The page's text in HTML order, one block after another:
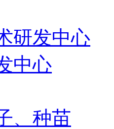
研发中心
中心
、种苗